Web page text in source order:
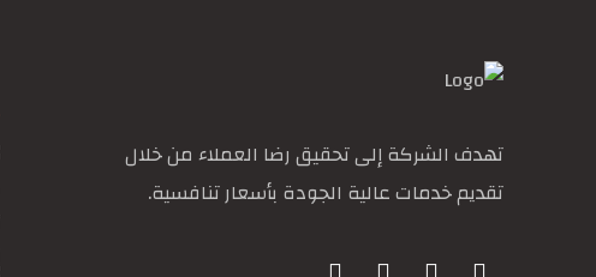
تهدف الشركة إلى تحقيق رضا العملاء من خلال
تقديم خدمات عالية الجودة بأسعار تنافسية.